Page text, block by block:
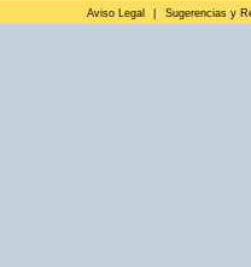
Aviso Legal Sugerencias y